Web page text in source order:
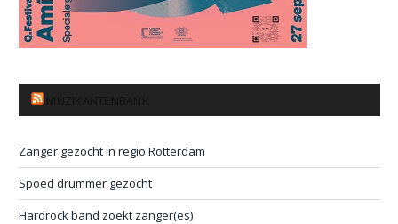
Zanger gezocht in regio Rotterdam
Spoed drummer gezocht
Hardrock band zoekt zanger(es)